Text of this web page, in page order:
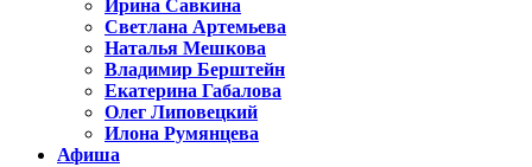
Ирина Савкина
Светлана Артемьева
Наталья Мешкова
Владимир Берштейн
Екатерина Габалова
Олег Липовецкий
Илона Румянцева
Афиша